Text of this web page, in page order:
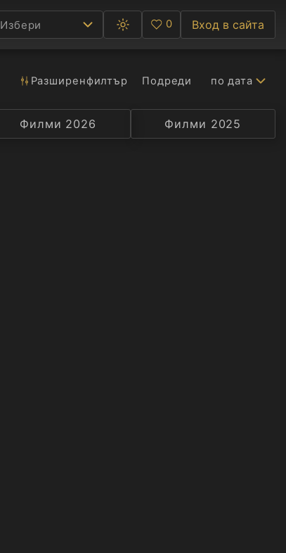
Избери
Превключване
между
светла
Любими
0 Вход в сайта
Разширенфилтър Подреди по дата
Селекция Превод Актьор
Филми 2026 Филми 2025